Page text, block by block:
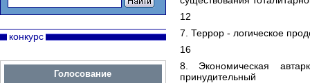
12
7. Террор - логическое
16
8. Экономическая
принудительный
конкурс
Голосование